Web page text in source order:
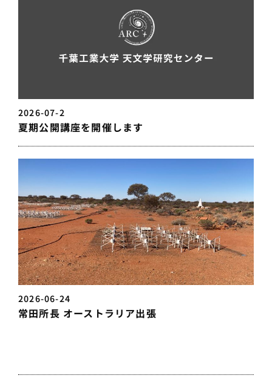
2026-07-2
夏期公開講座を開催します
2026-06-24
常田所長 オーストラリア出張